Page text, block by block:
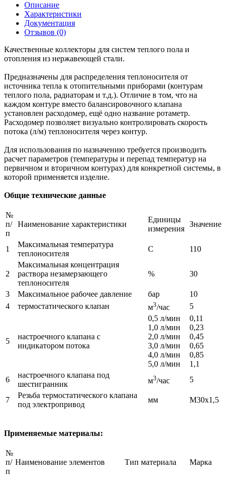
Описание
Характеристики
Документация
Отзывов (0)
Качественные коллекторы для систем теплого пола и
отопления из нержавеющей стали.
Предназначены для распределения теплоносителя от
источника тепла к отопительными приборами (контурам
теплого пола, радиаторам и т.д.). Отличие в том, что на
каждом контуре вместо балансировочного клапана
установлен расходомер, ещё одно название ротаметр.
Расходомер позволяет визуально контролировать скорость
потока (л/м) теплоносителя через контур.
Для использования по назначению требуется производить
расчет параметров (температуры и перепад температур на
первичном и вторичном контурах) для конкретной системы, в
которой применяется изделие.
Общие технические данные
№
п/
п
Наименование характеристики
Единицы
измерения
Значение
1
Максимальная температура
теплоносителя
C 110
2
Максимальная концентрация
раствора незамерзающего
теплоносителя
% 30
3 Максимальное рабочее давление бар
10
4
термостатического клапан м3/час 5
5
настроечного клапана с
индикатором потока
0,5 л/мин
1,0 л/мин
2,0 л/мин
3,0 л/мин
4,0 л/мин
5,0 л/мин
0,11
0,23
0,45
0,65
0,85
1,1
6
настроечного клапана под
шестигранник
м3/час 5
7
Резьба термостатического клапана
под электропривод
мм М30х1,5
Применяемые материалы:
№
п/
п
Наименование элементов Тип материала Марка